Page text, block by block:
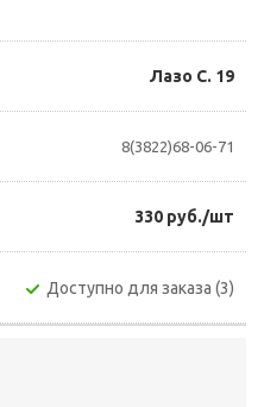
Лазо С. 19
8(3822)68-06-71
330 руб./шт
Доступно для заказа (3)